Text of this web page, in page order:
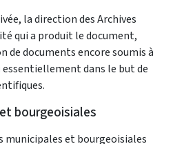
la direction des Archives
qui a produit le document,
documents encore soumis à
dans le but de
bourgeoisiales
municipales et bourgeoisiales